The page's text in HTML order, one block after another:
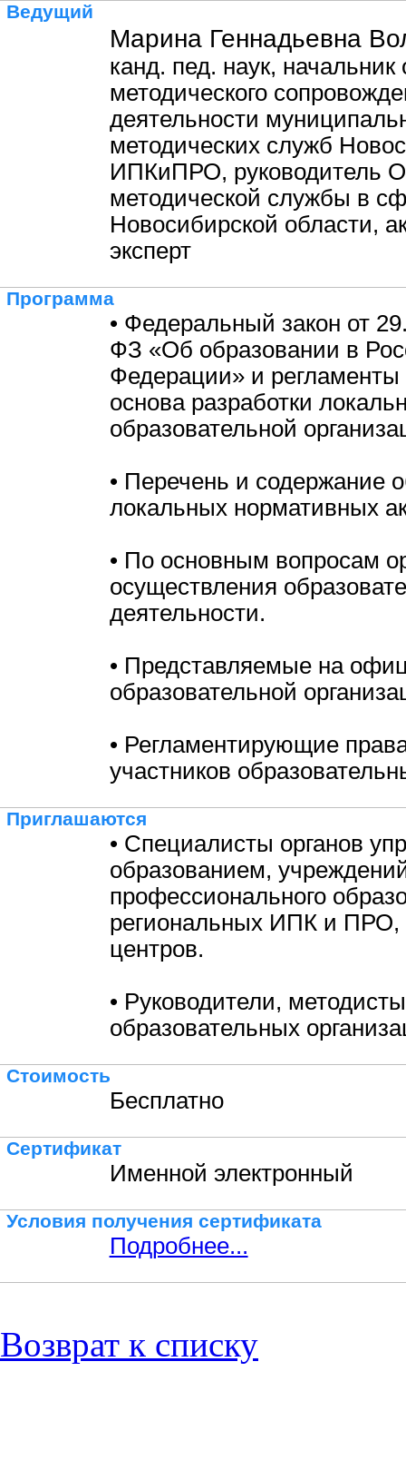
Ведущий
Марина Геннадьевна
канд. пед. наук, начальник
методического
деятельности
методических служб
ИПКиПРО, руководитель
методической службы в
Новосибирской области,
эксперт
Программа
• Федеральный закон от
ФЗ «Об образовании в
Федерации» и регламенты
основа разработки
образовательной
• Перечень и содержание
локальных нормативных
• По основным вопросам
осуществления
деятельности.
• Представляемые на
образовательной
• Регламентирующие
участников
Приглашаются
• Специалисты органов
образованием,
профессионального
региональных ИПК и ПРО,
центров.
• Руководители,
образовательных
Стоимость
Бесплатно
Сертификат
Именной электронный
Условия получения сертификата
Подробнее...
Возврат к списку